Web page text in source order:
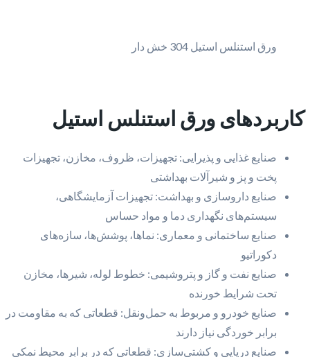
ورق استنلس استیل 304 خش دار
کاربردهای ورق استنلس استیل
صنایع غذایی و پذیرایی: تجهیزات، ظروف، مخازن، تجهیزات
پخت و پز و شیرآلات بهداشتی
صنایع داروسازی و بهداشت: تجهیزات آزمایشگاهی،
سیستم‌های نگهداری دما و مواد حساس
صنایع ساختمانی و معماری: نماها، پوشش‌ها، سازه‌های
دکوراتیو
صنایع نفت و گاز و پتروشیمی: خطوط لوله، شیرها، مخازن
تحت شرایط خورنده
صنایع خودرو و مربوط به حمل‌ونقل: قطعاتی که به مقاومت در
برابر خوردگی نیاز دارند
صنایع دریایی و کشتی‌سازی: قطعاتی که در برابر محیط نمکی